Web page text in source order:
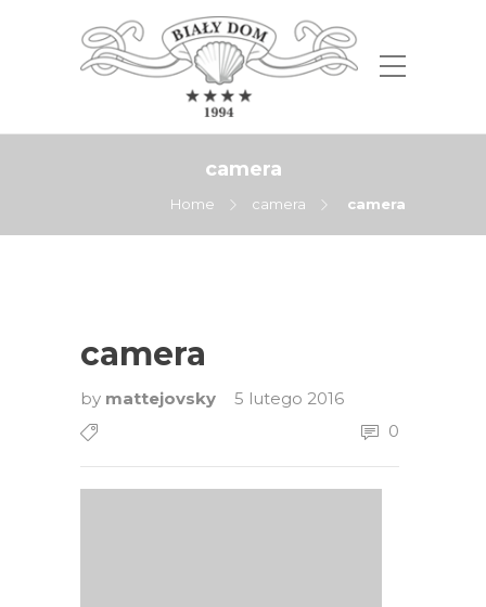
camera
Home camera camera
camera
by mattejovsky
5 lutego 2016
0